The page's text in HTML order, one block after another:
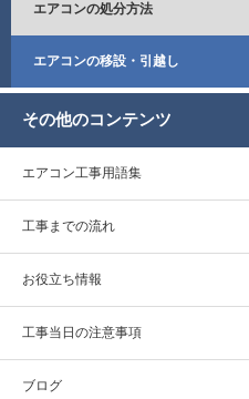
エアコンの処分方法
エアコンの移設・引越し
その他のコンテンツ
エアコン工事用語集
工事までの流れ
お役立ち情報
工事当日の注意事項
ブログ